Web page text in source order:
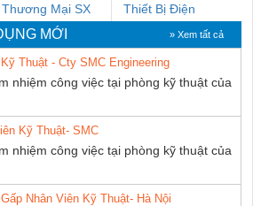
Thương Mại SX
Ba Miền
Thiết Bị Điện
Nam Quốc Thịnh
MỚI » Xem tất cả
Thuật - Cty SMC Engineering
nhiệm công việc tại phòng kỹ thuật của
Kỹ Thuật- SMC
nhiệm công việc tại phòng kỹ thuật của
Nhân Viên Kỹ Thuật- Hà Nội